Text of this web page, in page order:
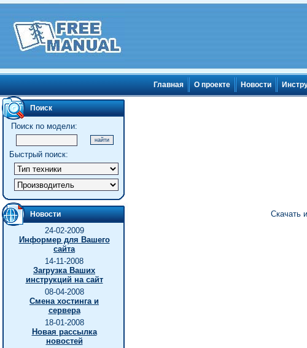
Главная О проекте Новости
Поиск
Поиск по модели:
Быстрый поиск:
Новости
24-02-2009
Информер для Вашего
сайта
14-11-2008
Загрузка Ваших
инструкций на сайт
08-04-2008
Смена хостинга и
сервера
18-01-2008
Новая рассылка
новостей
Скачать